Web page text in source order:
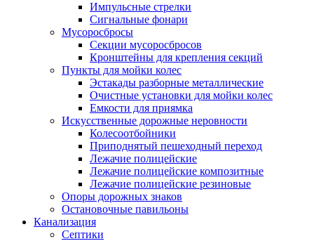
Импульсные стрелки
Сигнальные фонари
Мусоросбросы
Секции мусоросбросов
Кронштейны для крепления секций
Пункты для мойки колес
Эстакады разборные металлические
Очистные установки для мойки колес
Емкости для приямка
Искусственные дорожные неровности
Колесоотбойники
Приподнятый пешеходный переход
Лежачие полицейские
Лежачие полицейские композитные
Лежачие полицейские резиновые
Опоры дорожных знаков
Остановочные павильоны
Канализация
Септики